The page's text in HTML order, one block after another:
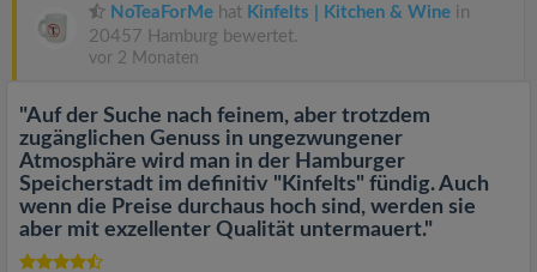
NoTeaForMe hat Kinfelts | Kitchen & Wine in
20457 Hamburg bewertet.
vor 2 Monaten
"Auf der Suche nach feinem, aber trotzdem
zugänglichen Genuss in ungezwungener
Atmosphäre wird man in der Hamburger
Speicherstadt im definitiv "Kinfelts" fündig. Auch
wenn die Preise durchaus hoch sind, werden sie
aber mit exzellenter Qualität untermauert."
a
t
i